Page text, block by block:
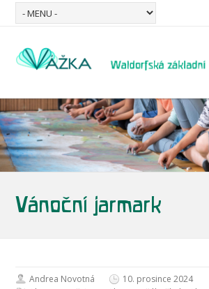
Vánoční jarmark
Andrea Novotná
10. prosince 2024